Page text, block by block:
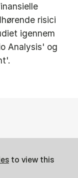
risici
igennem
Analysis' og
to view this